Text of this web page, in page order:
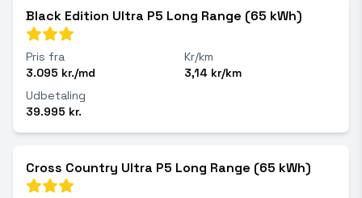
Black Edition Ultra P5 Long Range (65 kWh)
Pris fra
3.095 kr./md
Kr/km
3,14 kr/km
Udbetaling
39.995 kr.
Cross Country Ultra P5 Long Range (65 kWh)